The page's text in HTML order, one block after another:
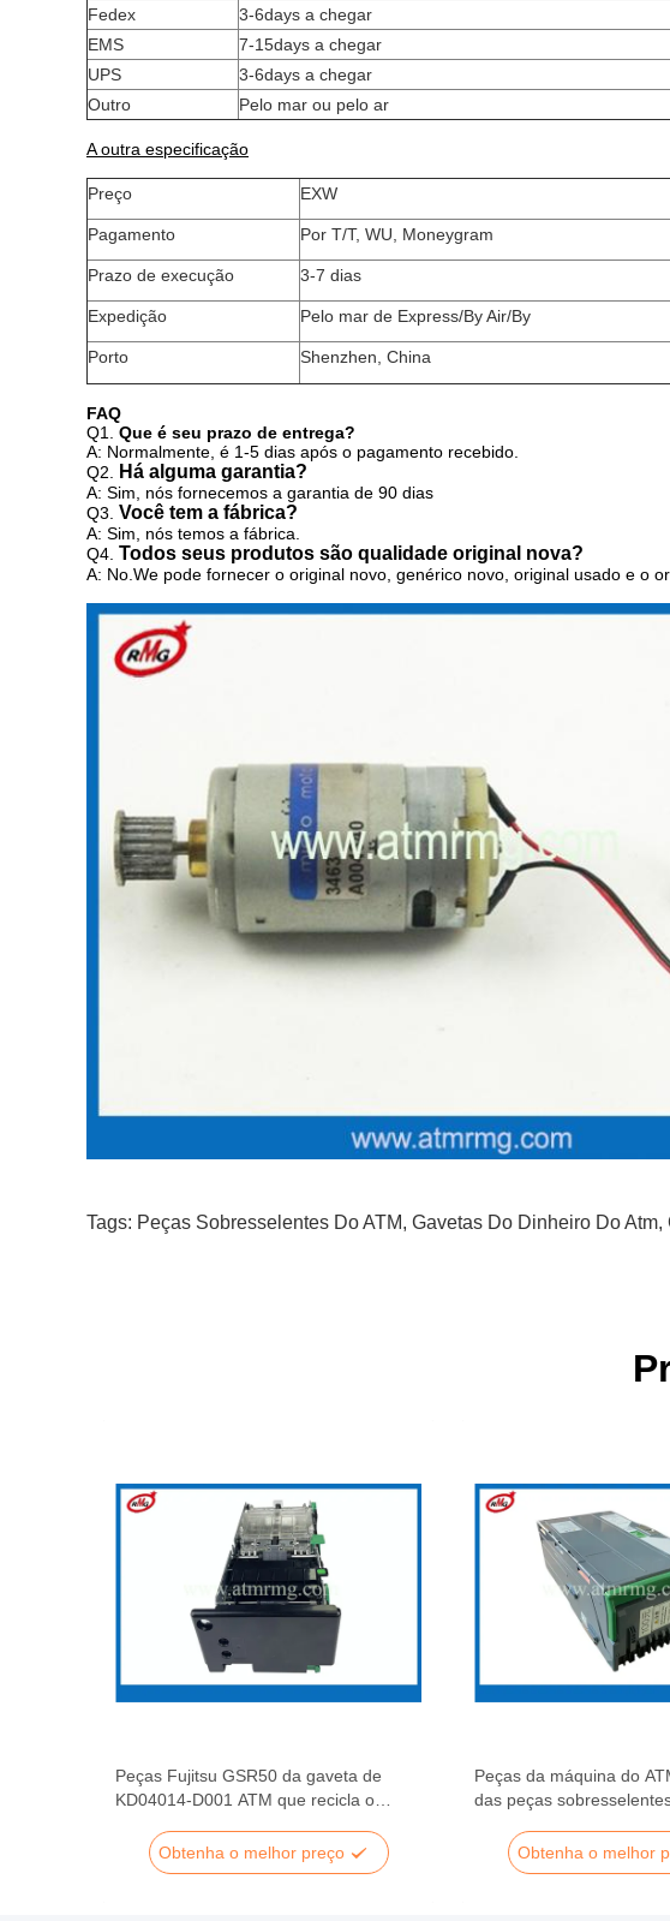
Fedex
3-6days a chegar
EMS
7-15days a chegar
UPS
3-6days a chegar
Outro
Pelo mar ou pelo ar
A outra especificação
Preço EXW
Pagamento Por T/T, WU, Moneygram
Prazo de execução 3-7 dias
Expedição Pelo mar de Express/By Air/By
Porto Shenzhen, China
FAQ
Q1. Que é seu prazo de entrega?
A: Normalmente, é 1-5 dias após o pagamento recebido.
Q2.
Há alguma garantia?
A: Sim, nós fornecemos a garantia de 90 dias
Q3. Você tem a fábrica?
A: Sim, nós temos a fábrica.
Q4. Todos seus produtos são qualidade original nova?
A: No.We pode fornecer o original novo, genérico novo, original usado e o
Tags: Peças Sobresselentes Do ATM, Gavetas Do Dinheiro Do Atm,
Peças Fujitsu GSR50 da gaveta de
KD04014-D001 ATM que recicla o
Obtenha o melhor preço
Peças da máquina do
das peças
Obtenha o melhor